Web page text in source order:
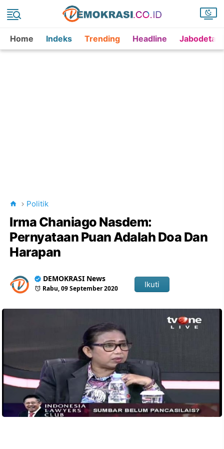
Home Indeks Trending Headline
Politik
Irma Chaniago Nasdem:
Pernyataan Puan Adalah Doa Dan
Harapan
DEMOKRASI News
Rabu, 09 September 2020 Ikuti